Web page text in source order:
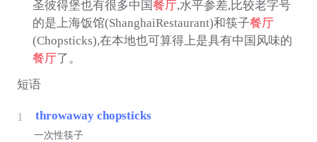
圣彼得堡也有很多中国餐厅,水平参差,比较老字号
的是上海饭馆(ShanghaiRestaurant)和筷子餐厅
(Chopsticks),在本地也可算得上是具有中国风味的
餐厅了。
短语
1 throwaway chopsticks
一次性筷子